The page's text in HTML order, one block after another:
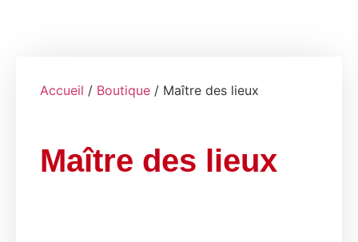
Accueil / Boutique / Maître des lieux
Maître des lieux